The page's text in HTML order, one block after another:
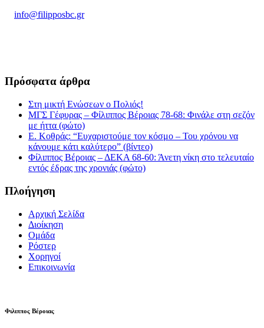
info@filipposbc.gr
Πρόσφατα άρθρα
Στη μικτή Ενώσεων ο Πολιός!
ΜΓΣ Γέφυρας – Φίλιππος Βέροιας 78-68: Φινάλε στη σεζόν
με ήττα (φώτο)
Ε. Κοθράς: “Ευχαριστούμε τον κόσμο – Του χρόνου να
κάνουμε κάτι καλύτερο” (βίντεο)
Φίλιππος Βέροιας – ΔΕΚΑ 68-60: Άνετη νίκη στο τελευταίο
εντός έδρας της χρονιάς (φώτο)
Πλοήγηση
Αρχική Σελίδα
Διοίκηση
Ομάδα
Ρόστερ
Χορηγοί
Επικοινωνία
Φιλιππος Βέροιας